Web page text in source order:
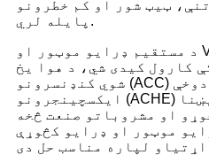
ټیټ شور او کم خطرونو
پایله لري.
د مستقیم ډرایو موټور او VSD کڅوړې یا په لوند
کارول کیدی شي، د هوا یخ
شوي کنډنسرونو (ACC) د هوا یخ شوي تودوخې
ایکسچینجرونو (ACHE) کې. که تاسو د بریښنا
او مشروباتو صنعت څخه
موټور او ډرایو کڅوړې